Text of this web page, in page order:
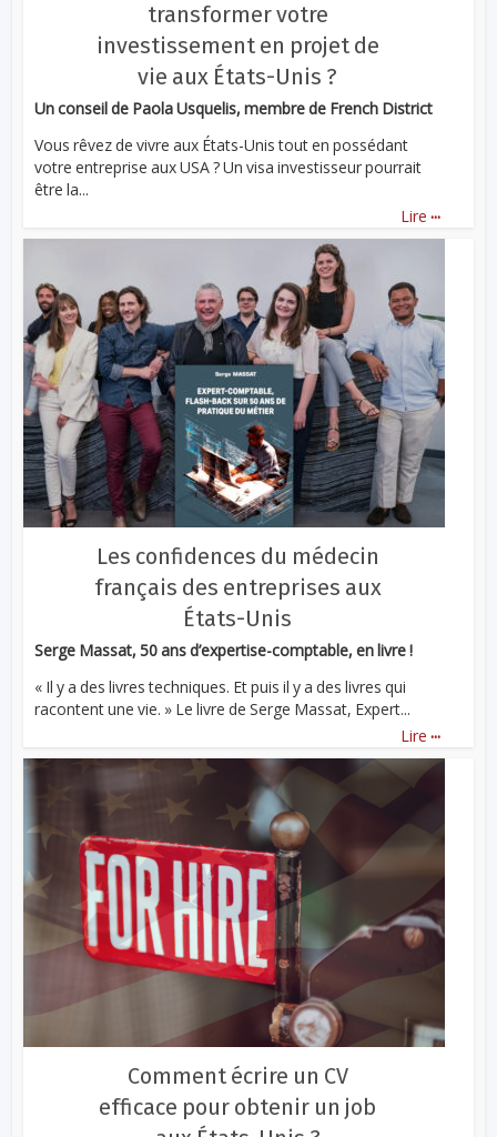
transformer votre
investissement en projet de
vie aux États-Unis ?
Un conseil de Paola Usquelis, membre de French District
Vous rêvez de vivre aux États-Unis tout en possédant
votre entreprise aux USA ? Un visa investisseur pourrait
être la...
Lire ...
Les confidences du médecin
français des entreprises aux
États-Unis
Serge Massat, 50 ans d’expertise-comptable, en livre !
« Il y a des livres techniques. Et puis il y a des livres qui
racontent une vie. » Le livre de Serge Massat, Expert...
Lire ...
Comment écrire un CV
efficace pour obtenir un job